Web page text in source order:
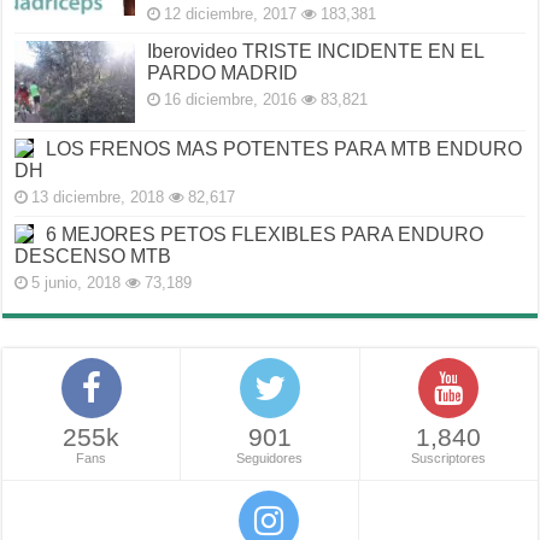
12 diciembre, 2017 183,381
Iberovideo TRISTE INCIDENTE EN EL
PARDO MADRID
16 diciembre, 2016 83,821
LOS FRENOS MAS POTENTES PARA MTB ENDURO
DH
13 diciembre, 2018 82,617
6 MEJORES PETOS FLEXIBLES PARA ENDURO
DESCENSO MTB
5 junio, 2018 73,189
255k
Fans
901
Seguidores
1,840
Suscriptores